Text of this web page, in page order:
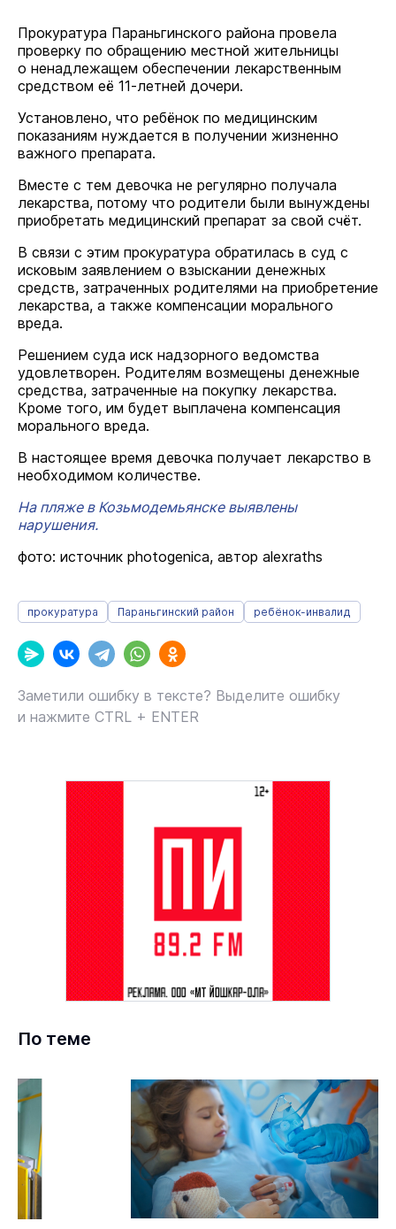
Прокуратура Параньгинского района провела
проверку по обращению местной жительницы
о ненадлежащем обеспечении лекарственным
средством её 11-летней дочери.
Установлено, что ребёнок по медицинским
показаниям нуждается в получении жизненно
важного препарата.
Вместе с тем девочка не регулярно получала
лекарства, потому что родители были вынуждены
приобретать медицинский препарат за свой счёт.
В связи с этим прокуратура обратилась в суд с
исковым заявлением о взыскании денежных
средств, затраченных родителями на приобретение
лекарства, а также компенсации морального
вреда.
Решением суда иск надзорного ведомства
удовлетворен. Родителям возмещены денежные
средства, затраченные на покупку лекарства.
Кроме того, им будет выплачена компенсация
морального вреда.
В настоящее время девочка получает лекарство в
необходимом количестве.
На пляже в Козьмодемьянске выявлены
нарушения.
фото: источник photogenica, автор alexraths
прокуратура Параньгинский район ребёнок-инвалид
Заметили ошибку в тексте? Выделите ошибку
и нажмите CTRL + ENTER
По теме